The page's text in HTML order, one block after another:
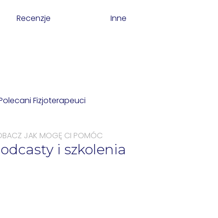
Recenzje Inne
JAK MOGĘ CI POMÓC
i szkolenia